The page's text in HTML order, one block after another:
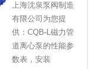
上海沈泉泵阀制造
有限公司为您提
供：CQB-L磁力管
道离心泵的性能参
数表，安装